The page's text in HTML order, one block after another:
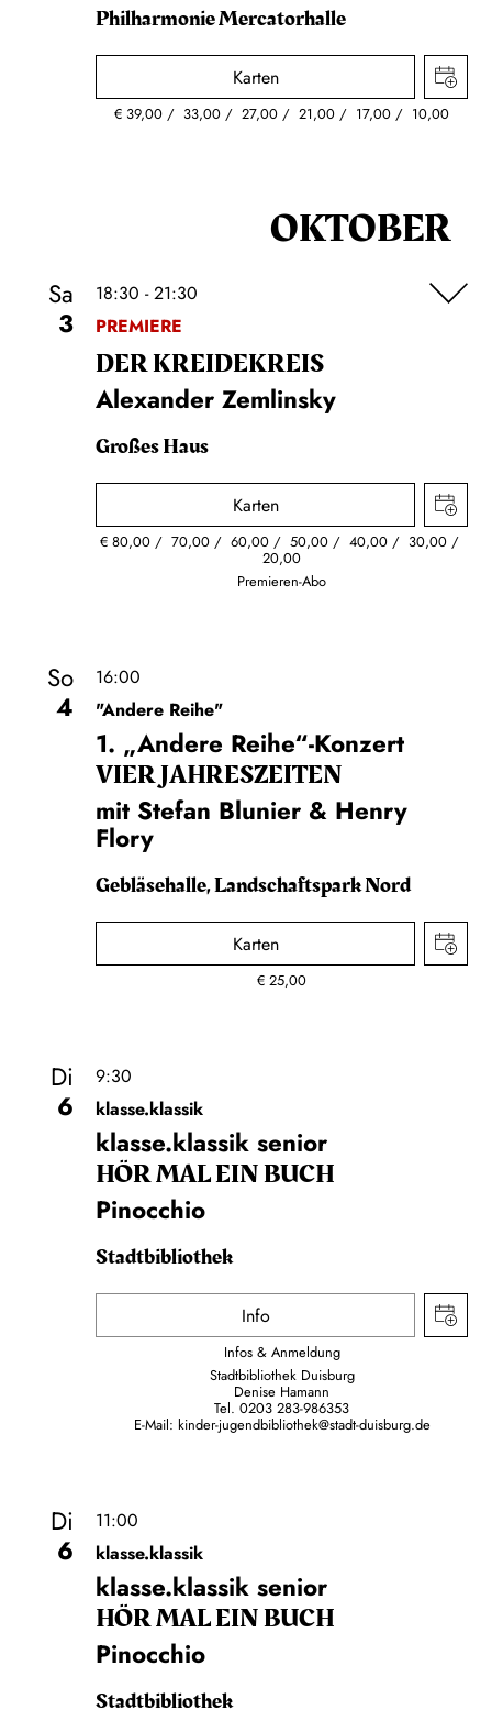
Philharmonie Mercatorhalle
Karten
€ 39,00 33,00 27,00 21,00 17,00 10,00
OKTOBER
Sa
3
18:30 - 21:30
PREMIERE
DER KREIDE­KREIS
Alexander Zemlinsky
Großes Haus
Karten
€80,00 70,00 60,00 50,00 40,00 30,00
20,00
Premieren-Abo
So
4
16:00
"Andere Reihe"
1. „Andere Reihe“-Konzert
VIER JAHRESZEITEN
mit Stefan Blunier & Henry
Flory
Gebläsehalle, Landschaftspark Nord
Karten
€25,00
Di
6
9:30
klasse.klassik
klasse.klassik senior
HÖR MAL EIN BUCH
Pinocchio
Stadtbibliothek
Info
Infos & Anmeldung
Stadtbibliothek Duisburg
Denise Hamann
Tel. 0203 283-986353
E-Mail: kinder-jugendbibliothek@stadt-duisburg.de
Di
6
11:00
klasse.klassik
klasse.klassik senior
HÖR MAL EIN BUCH
Pinocchio
Stadtbibliothek